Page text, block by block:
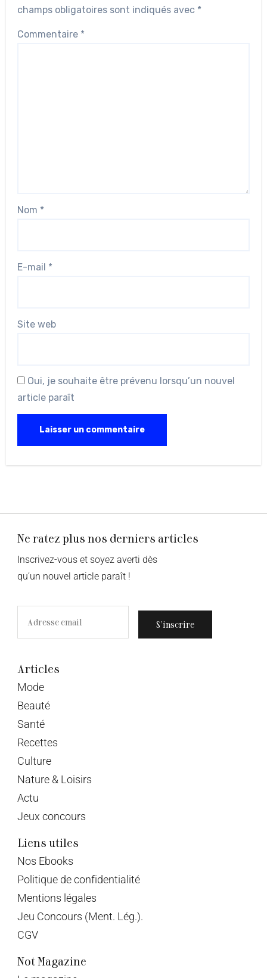
champs obligatoires sont indiqués avec *
Commentaire *
Nom *
E-mail *
Site web
Oui, je souhaite être prévenu lorsqu’un nouvel
article paraît
Ne ratez plus nos derniers articles
Inscrivez-vous et soyez averti dès
qu’un nouvel article paraît !
S’inscrire
Articles
Mode
Beauté
Santé
Recettes
Culture
Nature & Loisirs
Actu
Jeux concours
Liens utiles
Nos Ebooks
Politique de confidentialité
Mentions légales
Jeu Concours (Ment. Lég.).
CGV
Not Magazine